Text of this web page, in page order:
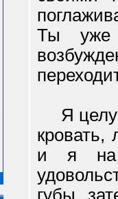
Ты уже
Я целую
кровать,
и я на
губы,